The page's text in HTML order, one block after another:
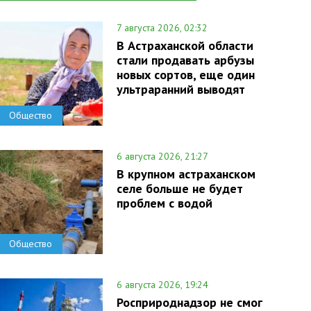
Общество
7 августа 2026, 02:32
В Астраханской области
стали продавать арбузы
новых сортов, еще один
ультраранний выводят
Общество
6 августа 2026, 21:27
В крупном астраханском
селе больше не будет
проблем с водой
6 августа 2026, 19:24
Росприроднадзор не смог